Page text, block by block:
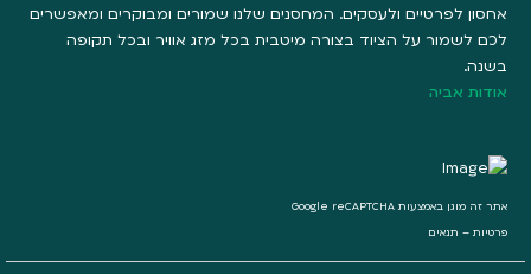
אחסון לפרטיים ולעסקים. המחסנים שלנו שמורים ומבוקרים ומאפשרים
לכם לשמור על הציוד בצורה מיטבית בכל מזג אוויר ובכל תקופה
בשנה.
אודות אביה
אתר זה מוגן באמצעות Google reCAPTCHA
פרטיות – תנאים